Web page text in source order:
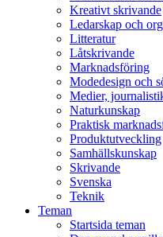
Kreativt skrivande
Ledarskap och
Litteratur
Låtskrivande
Marknadsföring
Modedesign och
Medier,
Naturkunskap
Praktisk
Produktutveckling
Samhällskunskap
Skrivande
Svenska
Teknik
Teman
Startsida teman